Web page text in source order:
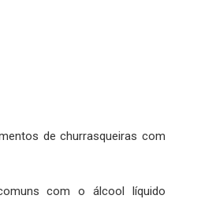
de churrasqueiras com
com o álcool líquido